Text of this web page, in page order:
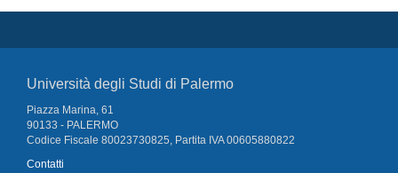
Università degli Studi di Palermo
Piazza Marina, 61
90133 - PALERMO
Codice Fiscale 80023730825, Partita IVA 00605880822
Contatti